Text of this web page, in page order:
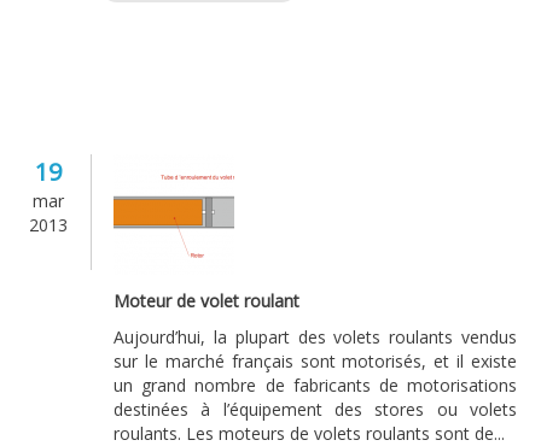
19
mar
2013
Moteur de volet roulant
Aujourd’hui, la plupart des volets roulants vendus
sur le marché français sont motorisés, et il existe
un grand nombre de fabricants de motorisations
destinées à l’équipement des stores ou volets
roulants. Les moteurs de volets roulants sont de...